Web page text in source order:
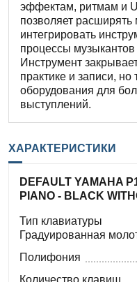
эффектам, ритмам и
позволяет
интегрировать
процессы
Инструмент
практике и записи, но
оборудования для
выступлений.
ХАРАКТЕРИСТИКИ
DEFAULT YAMAHA
PIANO - BLACK
Тип клавиатуры
Градуированная
Полифония